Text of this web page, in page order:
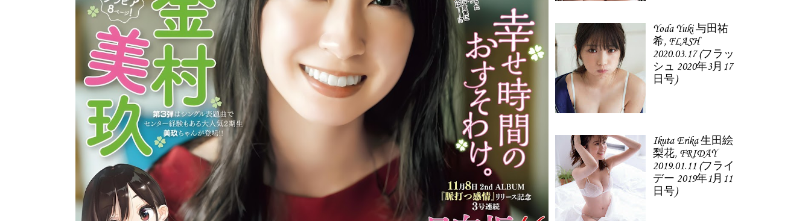
Yoda Yuki 与田祐
希, FLASH
2020.03.17 (フラッ
シュ 2020年3月17
日号)
Ikuta Erika 生田絵
梨花, FRIDAY
2019.01.11 (フライ
デー 2019年1月11
日号)